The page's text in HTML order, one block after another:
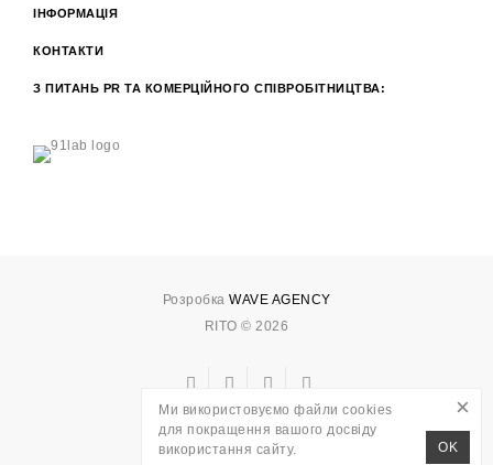
ІНФОРМАЦІЯ
КОНТАКТИ
З ПИТАНЬ PR ТА КОМЕРЦІЙНОГО СПІВРОБІТНИЦТВА:
Розробка WAVE AGENCY
RITO © 2026
Ми використовуємо файли cookies
для покращення вашого досвіду
використання сайту.
OK
×